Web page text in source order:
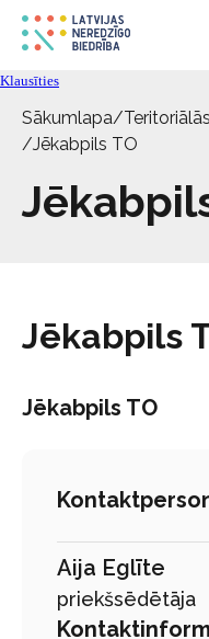
Kontakti
Klausīties
Sākumlapa/
/Jēkabpils TO
Jēkabpils
Jēkabpils TO
Aija Eglīte
priekšsēdētāja